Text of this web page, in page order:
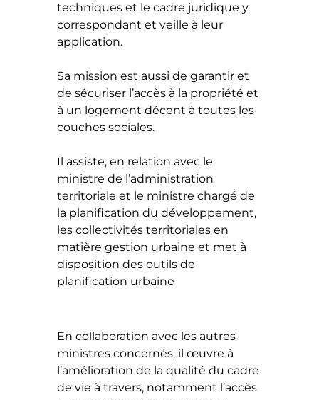
techniques et le cadre juridique y
correspondant et veille à leur
application.
Sa mission est aussi de garantir et
de sécuriser l’accès à la propriété et
à un logement décent à toutes les
couches sociales.
Il assiste, en relation avec le
ministre de l’administration
territoriale et le ministre chargé de
la planification du développement,
les collectivités territoriales en
matière gestion urbaine et met à
disposition des outils de
planification urbaine
En collaboration avec les autres
ministres concernés, il œuvre à
l’amélioration de la qualité du cadre
de vie à travers, notamment l’accès